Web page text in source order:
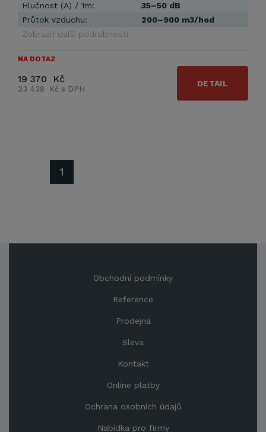
Hlučnost (A) / 1m:
35–50 dB
Průtok vzduchu:
200–900 m3/hod
Zobrazit další podrobnosti
NA DOTAZ
19 370 Kč
23 438 Kč s DPH
DETAIL
1
Obchodní podmínky
Reference
Prodejna
Sleva
Kontakt
Online platby
Ochrana osobních údajů
Nabídka pro firmy